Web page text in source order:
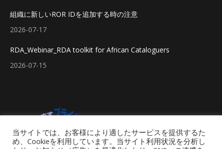
組織に新しいROR IDを追加する時の注意
2026-07-17
RDA_Webinar_RDA toolkit for African Cataloguers
2026-07-15
当サイトでは、お客様により適したサービスを提供するた
め、Cookieを利用しています。当サイト利用状況を分析し